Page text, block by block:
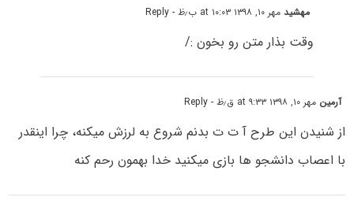
مهشیدمهر ۱۰, ۱۳۹۸ at ۱۰:۰۳ ب٫ظ - Reply
وقت بذار متن رو بخون :/
آرمین مهر ۱۰, ۱۳۹۸ at ۹:۳۳ ق٫ظ - Reply
از شنیدن این طرح آ ت ت بدنم شروع به لرزش میکنه، چرا اینقدر
با اعصاب دانشجو ها بازی میکنید خدا بهمون رحم کنه